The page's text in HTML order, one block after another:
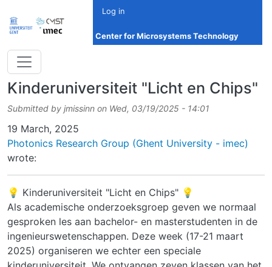
Log in
Center for Microsystems Technology
Kinderuniversiteit "Licht en Chips"
Submitted by jmissinn on Wed, 03/19/2025 - 14:01
Date
19 March, 2025
Photonics Research Group (Ghent University - imec)
wrote:
💡 Kinderuniversiteit "Licht en Chips" 💡
Als academische onderzoeksgroep geven we normaal
gesproken les aan bachelor- en masterstudenten in de
ingenieurswetenschappen. Deze week (17-21 maart
2025) organiseren we echter een speciale